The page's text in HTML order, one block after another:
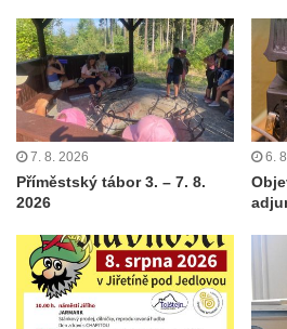
7. 8. 2026
Příměstský tábor 3. – 7. 8.
2026
6.